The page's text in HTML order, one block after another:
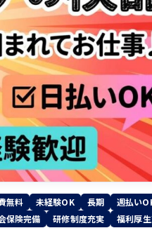
無料 未経験OK 長期
週払い
保険完備 研修制度充実 福利厚